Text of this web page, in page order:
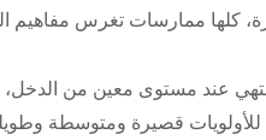
ممارسات تغرس مفاهيم
عند مستوى معين من
قصيرة ومتوسطة